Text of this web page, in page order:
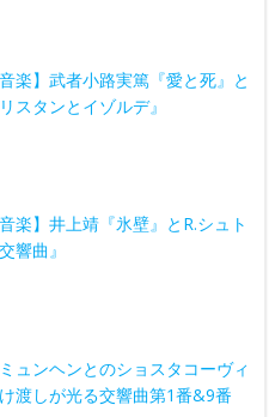
楽】武者小路実篤『愛と死』と
スタンとイゾルデ』
楽】井上靖『氷壁』とR.シュト
響曲』
ュンヘンとのショスタコーヴィ
渡しが光る交響曲第1番&9番